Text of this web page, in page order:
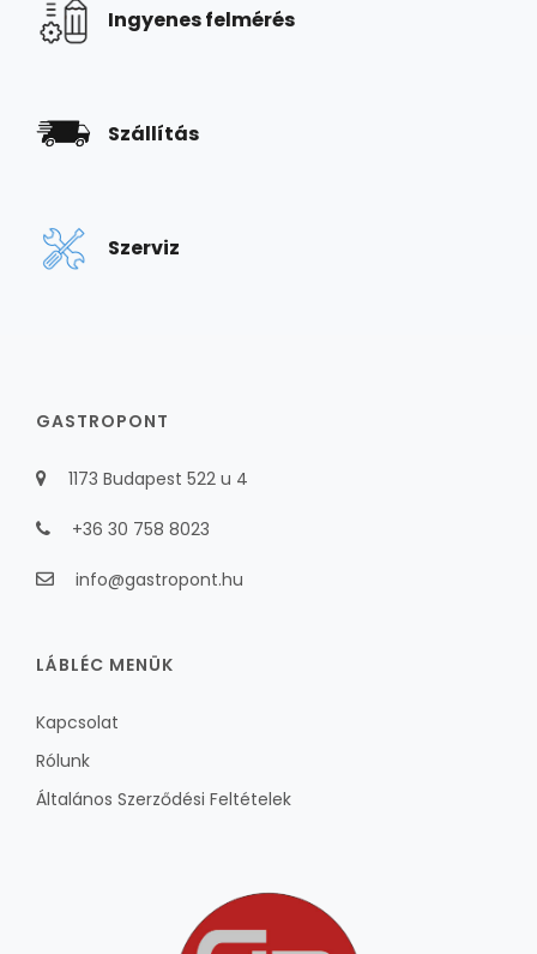
Ingyenes felmérés
Szállítás
Szerviz
GASTROPONT
1173 Budapest 522 u 4
+36 30 758 8023
info@gastropont.hu
LÁBLÉC MENÜK
Kapcsolat
Rólunk
Általános Szerződési Feltételek